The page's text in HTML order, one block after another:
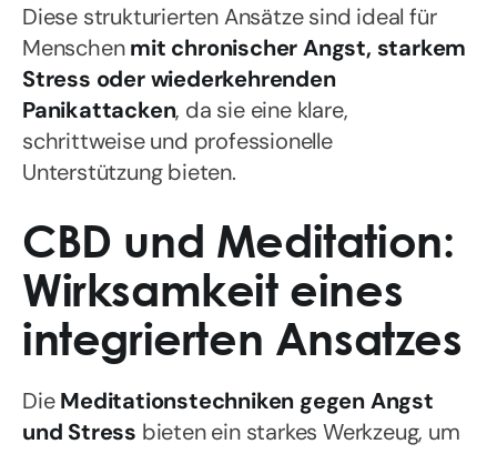
Diese strukturierten Ansätze sind ideal für
Menschenmit chronischer Angst, starkem
Stress oder wiederkehrenden
Panikattacken, da sie eine klare,
schrittweise und professionelle
Unterstützung bieten.
CBD und Meditation:
Wirksamkeit eines
integrierten Ansatzes
DieMeditationstechniken gegen Angst
und Stress bieten ein starkes Werkzeug, um